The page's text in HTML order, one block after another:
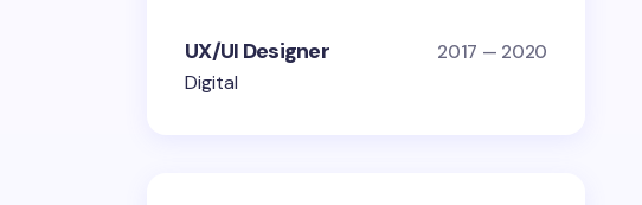
UX/UI Designer 2017 — 2020
Digital